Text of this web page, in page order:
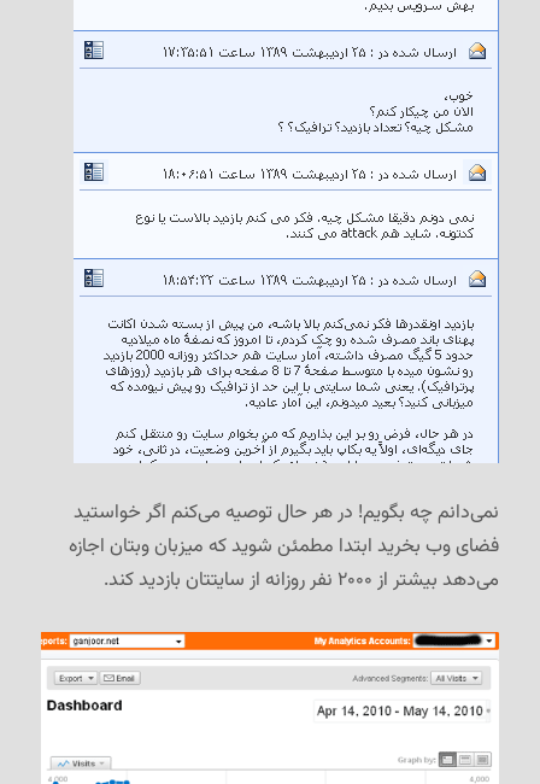
نمی‌دانم چه بگویم! در هر حال توصیه می‌کنم اگر خواستید
فضای وب بخرید ابتدا مطمئن شوید که میزبان وبتان اجازه
می‌دهد بیشتر از ۲۰۰۰ نفر روزانه از سایتتان بازدید کند.